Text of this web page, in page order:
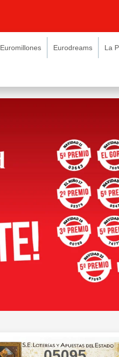
Euromillones Eurodreams La